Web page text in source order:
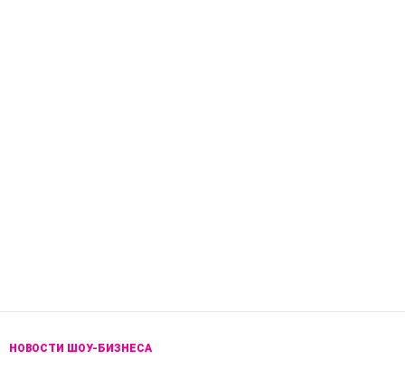
НОВОСТИ ШОУ-БИЗНЕСА